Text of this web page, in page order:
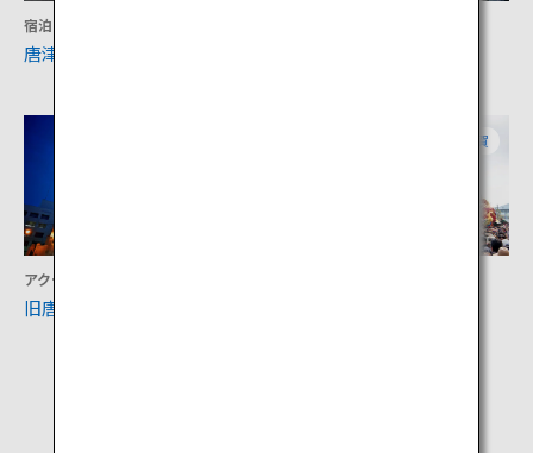
宿泊
唐津温泉旅館 洋々閣
アクティビティ
旧唐津銀行
佐賀